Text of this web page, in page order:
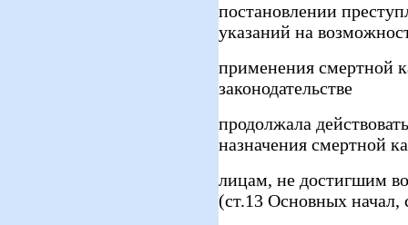
постановлении
указаний на
применения смертной
законодательстве
продолжала
назначения смертной
лицам, не достигшим
(ст.13 Основных начал,